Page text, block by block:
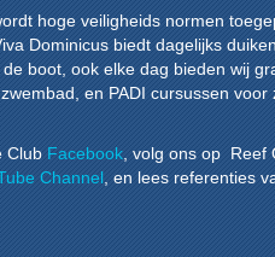
hoge veiligheids normen
Dominicus biedt dagelijks
boot, ook elke dag bieden wij
en PADI cursussen voor
Club Facebook , volg ons op Reef
Channel , en lees referenties